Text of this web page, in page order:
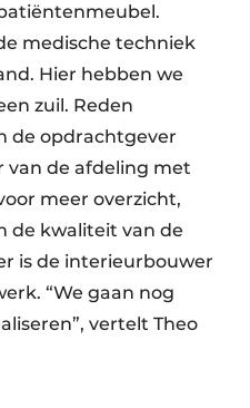
medische techniek
Hier hebben we
zuil. Reden
de opdrachtgever
van de afdeling met
meer overzicht,
de kwaliteit van de
is de interieurbouwer
“We gaan nog
vertelt Theo